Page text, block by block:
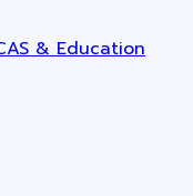
& Education